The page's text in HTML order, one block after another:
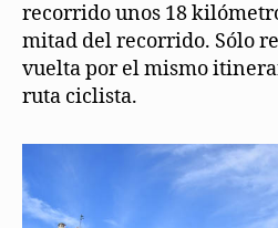
recorrido unos 18
mitad del recorrido. Sólo
vuelta por el mismo
ruta ciclista.